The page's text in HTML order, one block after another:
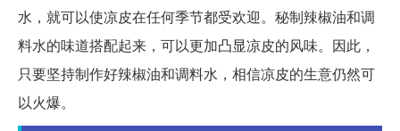
水，就可以使凉皮在任何季节都受欢迎。秘制辣椒油和调
料水的味道搭配起来，可以更加凸显凉皮的风味。因此，
只要坚持制作好辣椒油和调料水，相信凉皮的生意仍然可
以火爆。